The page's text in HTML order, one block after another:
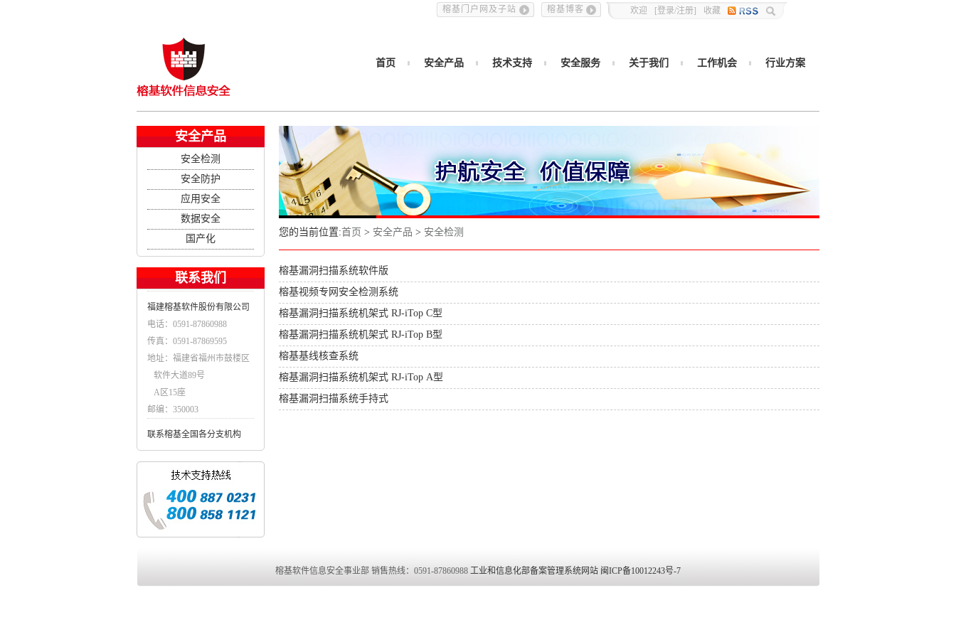
收藏
[登录/注册]
欢迎
榕基博客
榕基门户网及子站
首页 安全产品 技术支持 安全服务 关于我们 工作机会 行业方案
安全产品
安全检测
安全防护
应用安全
数据安全
国产化
联系我们
福建榕基软件股份有限公司
电话：0591-87860988
传真：0591-87869595
地址：福建省福州市鼓楼区
软件大道89号
A区15座
邮编：350003
联系榕基全国各分支机构
您的当前位置:首页 > 安全产品 > 安全检测
榕基漏洞扫描系统软件版
榕基视频专网安全检测系统
榕基漏洞扫描系统机架式 RJ-iTop C型
榕基漏洞扫描系统机架式 RJ-iTop B型
榕基基线核查系统
榕基漏洞扫描系统机架式 RJ-iTop A型
榕基漏洞扫描系统手持式
榕基软件信息安全事业部 销售热线：0591-87860988 工业和信息化部备案管理系统网站 闽ICP备10012243号-7